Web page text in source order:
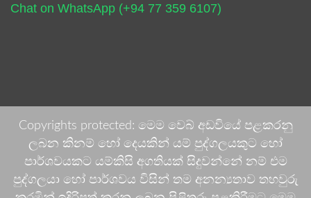
Chat on WhatsApp (+94 77 359 6107)
Copyrights protected: මෙම වෙබ් අඩවියේ පළකරනු
ලබන කිනම් හෝ දෙයකින් යම් පුද්ගලයකුට හෝ
පාර්ශවයකට යම්කිසි අගතියක් සිදුවන්නේ නම් එම
පුද්ගලයා හෝ පාර්ශවය විසින් තම අනන්‍යතාව තහවුරු